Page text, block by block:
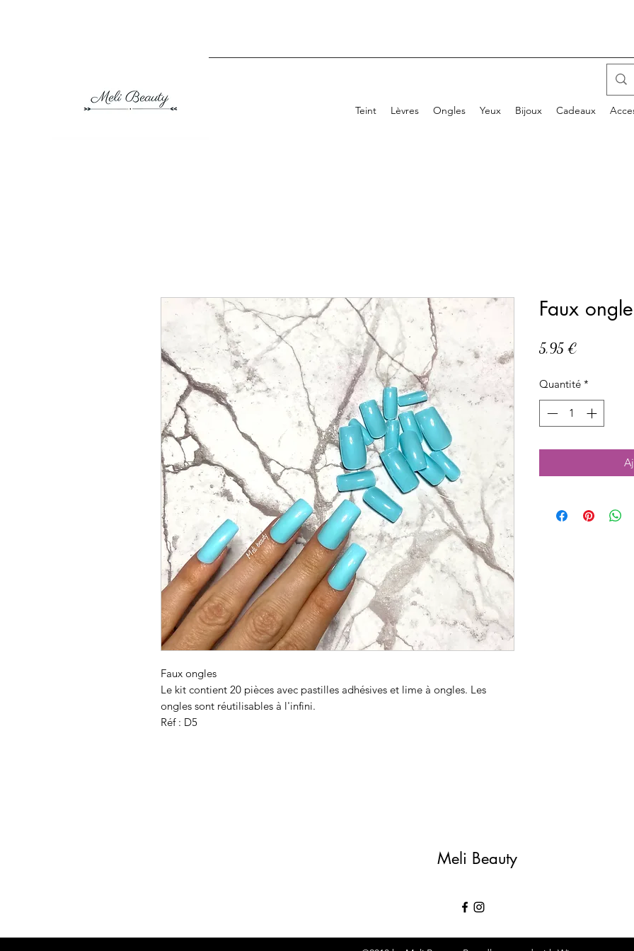
Teint Lèvres Ongles Yeux Bijoux Cadeaux
Faux ongles
Le kit contient 20 pièces avec pastilles adhésives et lime à ongles. Les
ongles sont réutilisables à l'infini.
Réf : D5
Faux
5,95 €
Quantité *
Meli Beauty